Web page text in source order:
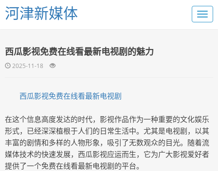
河津新媒体
西瓜影视免费在线看最新电视剧的魅力
2025-11-18
西瓜影视免费在线看最新电视剧
在这个信息高度发达的时代，影视作品作为一种重要的文化娱乐
形式，已经深深植根于人们的日常生活中。尤其是电视剧，以其
丰富的剧情和多样的人物形象，吸引了无数观众的目光。随着流
媒体技术的快速发展，西瓜影视应运而生，它为广大影视爱好者
提供了一个免费在线看最新电视剧的平台。